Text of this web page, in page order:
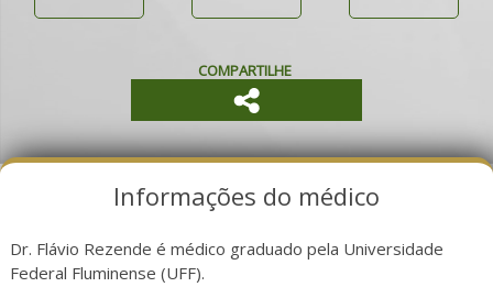
COMPARTILHE
Informações do médico
Dr. Flávio Rezende é médico graduado pela Universidade
Federal Fluminense (UFF).